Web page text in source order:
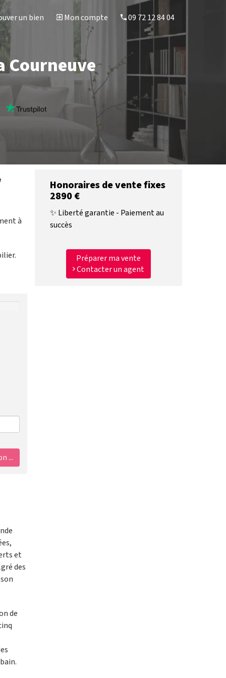
un bien Mon compte 09 72 12 84 04
Courneuve
à
...
et
des
de
Honoraires de vente fixes
2890 €
✨ Liberté garantie - Paiement au
succès
Préparer ma vente
Contacter un agent